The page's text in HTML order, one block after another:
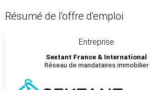
Résumé de l'offre d'emploi
Entreprise
Sextant France & International
Réseau de mandataires immobilier